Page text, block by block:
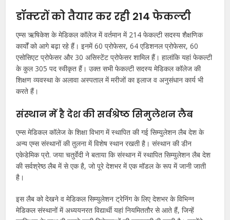
डॉक्टरों को तैयार कर रही 214 फेकल्टी
एम्स ऋषिकेश के मेडिकल कॉलेज में वर्तमान में 214 फेकल्टी सदस्य शैक्षणिक
कार्यों को आगे बढ़ा रहे हैं। इनमें 60 प्रोफेसर, 64 एडिशनल प्रोफेसर, 60
एसोसिएट प्रोफेसर और 30 असिस्टेंट प्रोफेसर शामिल हैं। हालांकि यहां फेकल्टी
के कुल 305 पद स्वीकृत हैं। उक्त सभी फेकल्टी सदस्य मेडिकल कॉलेज की
शिक्षण व्यवस्था के अलावा अस्पताल में मरीजों का इलाज व अनुसंधान कार्य भी
करते हैं।
संस्थान में है देश की सर्वश्रेष्ठ सिमुलेशन लैब
एम्स मेडिकल कॉलेज के शिक्षा विभाग में स्थापित की गई सिम्युलेशन लैब देश के
अन्य एम्स संस्थानों की तुलना में विशेष स्थान रखती है। संस्थान की डीन
एकेडेमिक प्रो. जया चतुर्वेदी ने बताया कि संस्थान में स्थापित सिम्युलेशन लैब देश
की सर्वश्रेष्ठ लैब में से एक है, जो पूरे देशभर में एक मॉडल के रूप में जानी जाती
है।
इस लैब को देखने व मेडिकल सिम्युलेशन ट्रेनिंग के लिए देशभर के विभिन्न
मेडिकल संस्थानों में अध्ययनरत विद्यार्थी यहां नियमिततौर से आते हैं, जिन्हें